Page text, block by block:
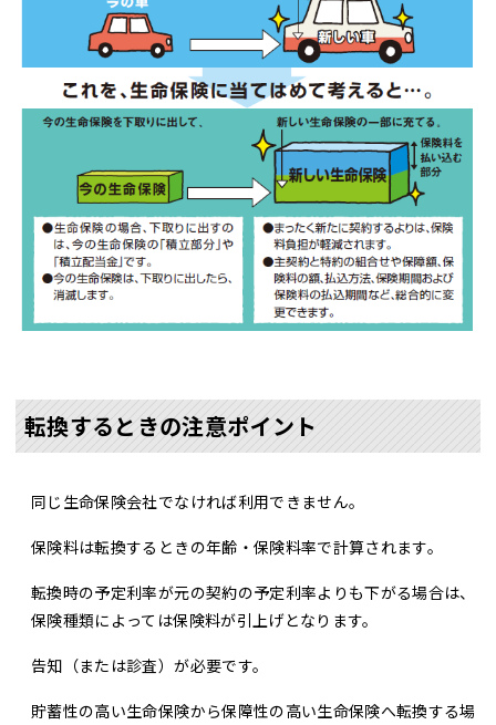
転換するときの注意ポイント
同じ生命保険会社でなければ利用できません。
保険料は転換するときの年齢・保険料率で計算されます。
転換時の予定利率が元の契約の予定利率よりも下がる場合は、
保険種類によっては保険料が引上げとなります。
告知（または診査）が必要です。
貯蓄性の高い生命保険から保障性の高い生命保険へ転換する場